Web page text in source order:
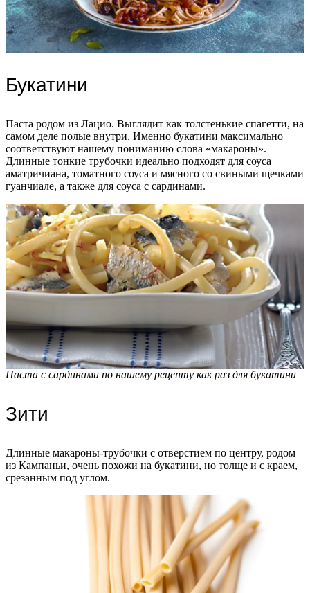
Букатини
Паста родом из Лацио. Выглядит как толстенькие спагетти, на
самом деле полые внутри. Именно букатини максимально
соответствуют нашему пониманию слова «макароны».
Длинные тонкие трубочки идеально подходят для соуса
аматричиана, томатного соуса и мясного со свиными щечками
гуанчиале, а также для соуса с сардинами.
Паста с сардинами по нашему рецепту как раз для букатини
Зити
Длинные макароны-трубочки с отверстием по центру, родом
из Кампаньи, очень похожи на букатини, но толще и с краем,
срезанным под углом.